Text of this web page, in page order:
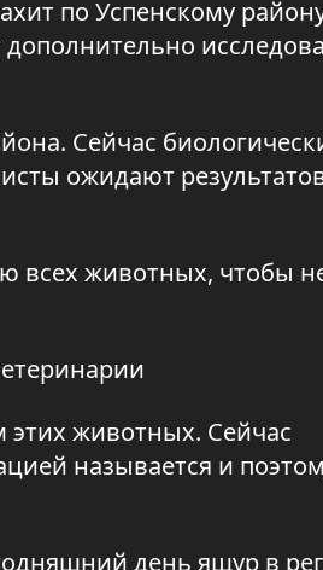
по Успенскому
Сейчас
ожидают
всех животных, чтобы
животных. Сейчас
называется и
день ящур в